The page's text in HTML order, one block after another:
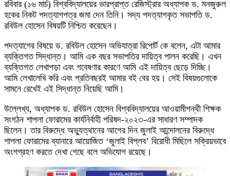
রবিবার (১৬ মার্চ) বিশ্ববিদ্যালয়ের ভারপ্রাপ্ত রেজিস্ট্রার অধ্যাপক ড. মনজুরুল
হকের নিকট পদত্যাগপত্র জমা দেন তিনি। সদ্য পদত্যাগকৃত সভাপতি ড.
রবিউল হোসেন বিষয়টি নিশ্চিত করেছেন।
পদত্যাগের বিষয়ে ড. রবিউল হোসেন অভিযাত্রা রিপোর্ট কে বলেন, এটা আমার
ব্যক্তিগত সিদ্ধান্ত। আমি এক বছর সভাপতির দায়িত্ব পালন করেছি। এখন
ব্যক্তিগত লেখাপড়া এবং গবেষণার কারণে আমি এই দায়িত্ব ছেড়ে দিচ্ছি।
আমি লেখালেখি করি এবং প্রতিবছরই আমার বই বের হয়। সেই বিষয়গুলোকে
সামনে রেখেই এই সিদ্ধান্ত নিয়েছি আমি।
উল্লেখ্য, অধ্যাপক ড. রবিউল হোসেন বিশ্ববিদ্যালয়ের আওয়ামীপন্থী শিক্ষক
সংগঠন শাপলা ফোরামের কার্যনির্বাহী পরিষদ-২০২৩-এর সাধারণ সম্পাদক
ছিলেন। তার বিরুদ্ধে অভ্যুত্থানের আগের দিন জুলাই আন্দোলনের বিরুদ্ধে
শাপলা ফোরামের ব্যানারে আয়োজিত ‘জুলাই বিপ্লব’ বিরোধী মিছিলে সক্রিয়ভাবে
অংশগ্রহণ করতে দেখা গেছে বলে অভিযোগ রয়েছে।